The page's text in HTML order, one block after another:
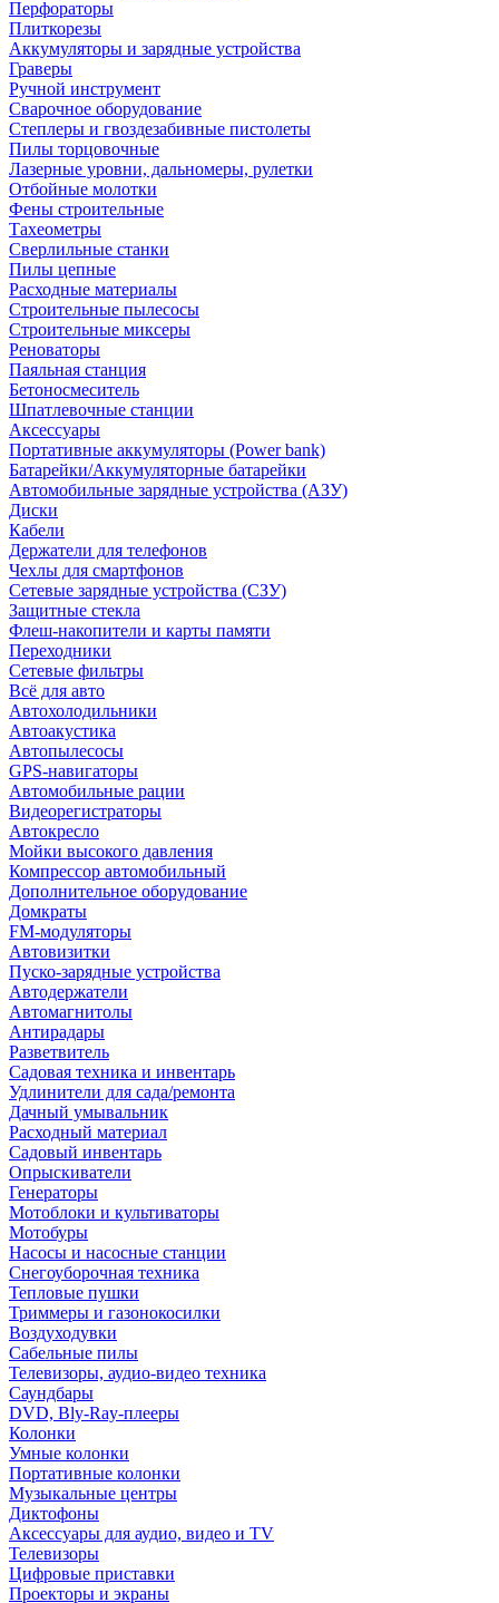
Перфораторы
Плиткорезы
Аккумуляторы и зарядные устройства
Граверы
Ручной инструмент
Сварочное оборудование
Степлеры и гвоздезабивные пистолеты
Пилы торцовочные
Лазерные уровни, дальномеры, рулетки
Отбойные молотки
Фены строительные
Тахеометры
Сверлильные станки
Пилы цепные
Расходные материалы
Строительные пылесосы
Строительные миксеры
Реноваторы
Паяльная станция
Бетоносмеситель
Шпатлевочные станции
Аксессуары
Портативные аккумуляторы (Power bank)
Батарейки/Аккумуляторные батарейки
Автомобильные зарядные устройства (АЗУ)
Диски
Кабели
Держатели для телефонов
Чехлы для смартфонов
Сетевые зарядные устройства (СЗУ)
Защитные стекла
Флеш-накопители и карты памяти
Переходники
Сетевые фильтры
Всё для авто
Автохолодильники
Автоакустика
Автопылесосы
GPS-навигаторы
Автомобильные рации
Видеорегистраторы
Автокресло
Мойки высокого давления
Компрессор автомобильный
Дополнительное оборудование
Домкраты
FM-модуляторы
Автовизитки
Пуско-зарядные устройства
Автодержатели
Автомагнитолы
Антирадары
Разветвитель
Садовая техника и инвентарь
Удлинители для сада/ремонта
Дачный умывальник
Расходный материал
Садовый инвентарь
Опрыскиватели
Генераторы
Мотоблоки и культиваторы
Мотобуры
Насосы и насосные станции
Снегоуборочная техника
Тепловые пушки
Триммеры и газонокосилки
Воздуходувки
Сабельные пилы
Телевизоры, аудио-видео техника
Саундбары
DVD, Bly-Ray-плееры
Колонки
Умные колонки
Портативные колонки
Музыкальные центры
Диктофоны
Аксессуары для аудио, видео и TV
Телевизоры
Цифровые приставки
Проекторы и экраны